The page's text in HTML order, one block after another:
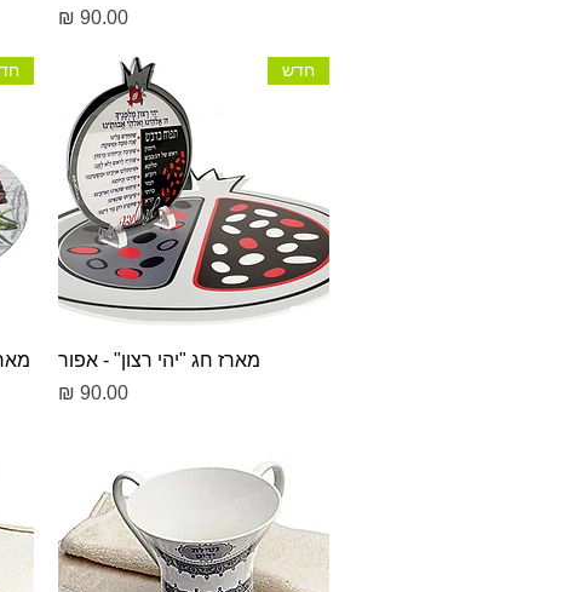
מחיר‏90.00 ‏₪
תצוגה מהירה
חדש
מארז חג "יהי רצון" - אפור
מחיר‏90.00 ‏₪